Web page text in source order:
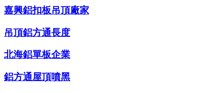
嘉興鋁扣板吊頂廠家
吊頂鋁方通長度
北海鋁單板企業
鋁方通屋頂噴黑